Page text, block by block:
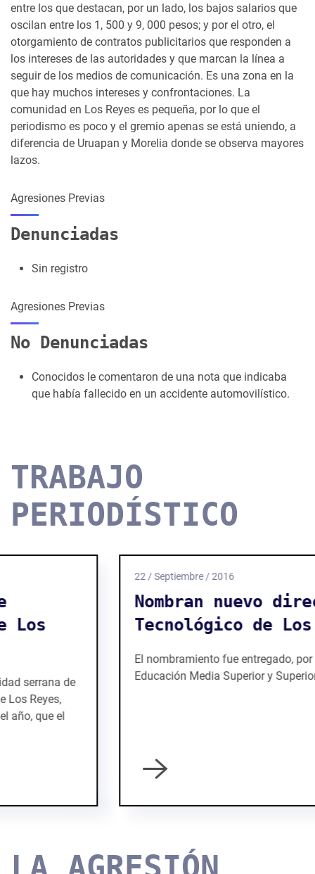
entre los que destacan, por un lado, los bajos salarios que
oscilan entre los 1, 500 y 9, 000 pesos; y por el otro, el
otorgamiento de contratos publicitarios que responden a
los intereses de las autoridades y que marcan la línea a
seguir de los medios de comunicación. Es una zona en la
que hay muchos intereses y confrontaciones. La
comunidad en Los Reyes es pequeña, por lo que el
periodismo es poco y el gremio apenas se está uniendo, a
diferencia de Uruapan y Morelia donde se observa mayores
lazos.
Agresiones Previas
Denunciadas
Sin registro
Agresiones Previas
No Denunciadas
Conocidos le comentaron de una nota que indicaba
que había fallecido en un accidente automovilístico.
TRABAJO
PERIODÍSTICO
Nombran nuevo director en
Tecnológico de Los Reyes
El nombramiento fue entregado, por el Director de
Educación Media Superior y Superior en Michoacán